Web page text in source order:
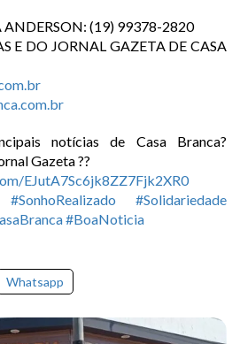
ANDERSON: (19) 99378-2820
E DO JORNAL GAZETA DE CASA
notícias de Casa Branca?
Gazeta ??
EJutA7Sc6jk8ZZ7Fjk2XR0
#SonhoRealizado
#Solidariedade
#BoaNoticia
Whatsapp